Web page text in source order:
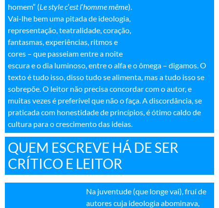
homem” (Le stylec‘est l‘hommemême).
Vai-lhe bem uma pitada de ideologia,
representação, teatralidade, coração,
fantasmas, experiências, ritmos e
cores – que passeiam entre a noite
escura e o dia luminoso, entre o alfa e o ômega – digamos. O
texto é tudo isso, disso tudo se alimenta, mas a tudo isso se
sobrepõe. O leitor não precisa concordar com o autor, e
muitas vezes é preferível que não o faça. A discordância, se
praticada com honestidade de princípios, é ótimo caldo de
cultura para o crescimento das ideias.
QUEM ESCREVE HÁ DE SER
CRÍTICO E LEITOR
Na juventude (que longe vai), fruí de
autores cuja ideologia abominava,